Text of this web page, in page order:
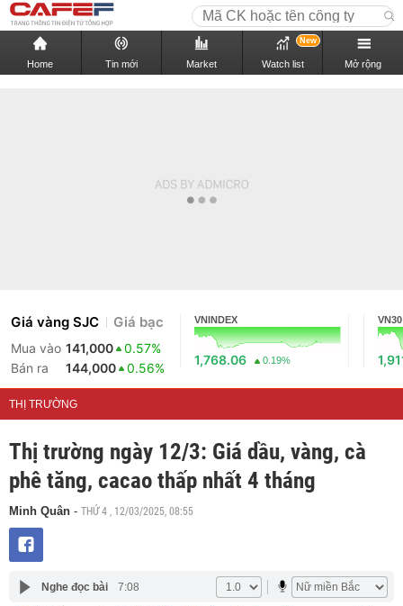
Home Tin mới Market Watch list
New
Mở rộng
Giá vàng SJC Giá bạc
Mua vào 141,000
0.57%
Bán ra
144,000 0.56%
VNINDEX
1,768.06 0.19%
VN30
THỊ TRƯỜNG
Thị trường ngày 12/3: Giá dầu, vàng, cà
phê tăng, cacao thấp nhất 4 tháng
Minh Quân - THỨ 4 , 12/03/2025, 08:55
Nghe đọc bài 7:08